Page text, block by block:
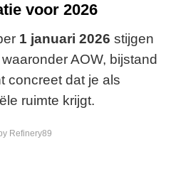
voor 2026
1 januari 2026 stijgen
AOW, bijstand
concreet dat je als
ruimte krijgt.
Refinery89